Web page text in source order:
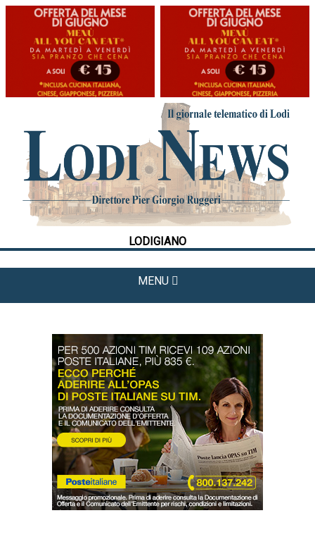
LODIGIANO
MENU
HOME
CRONACA
POLITICA
LA FOTO
METEO
CULTURA
DAL TERRITORIO
OROSCOPO
LA PIAZZA
ANIMALI
OCCHIO ALLA TRUFFA
NECROLOGI